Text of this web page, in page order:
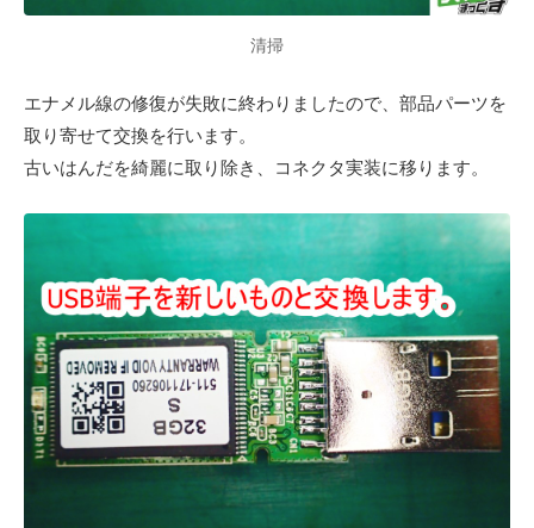
清掃
エナメル線の修復が失敗に終わりましたので、部品パーツを
取り寄せて交換を行います。
古いはんだを綺麗に取り除き、コネクタ実装に移ります。